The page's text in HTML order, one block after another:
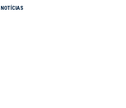
NOTÍCIAS